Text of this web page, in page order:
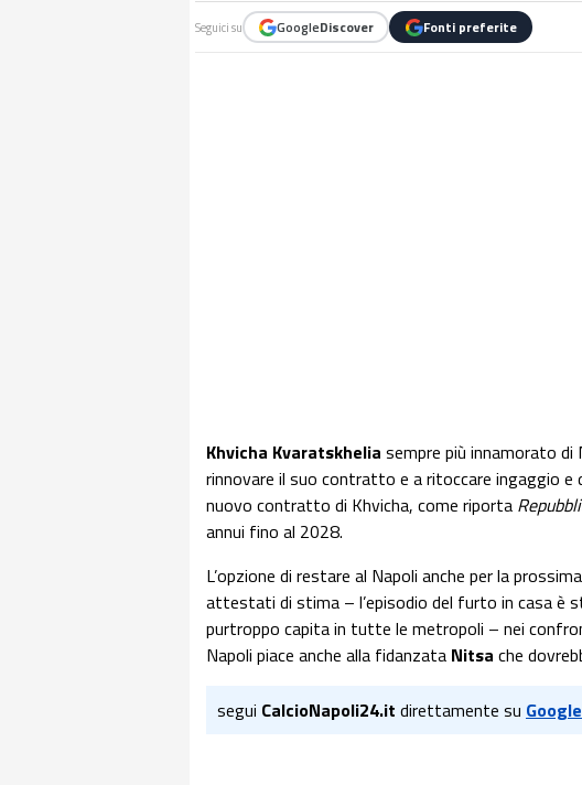
Seguici su GoogleDiscover Fonti preferite
Khvicha Kvaratskhelia sempre più innamorato
rinnovare il suo contratto e a ritoccare ingaggio e
nuovo contratto di Khvicha, come riporta
annui fino al 2028.
L’opzione di restare al Napoli anche per la
attestati di stima – l’episodio del furto in casa è
purtroppo capita in tutte le metropoli – nei
Napoli piace anche alla fidanzata Nitsa che
segui CalcioNapoli24.it direttamente su Google